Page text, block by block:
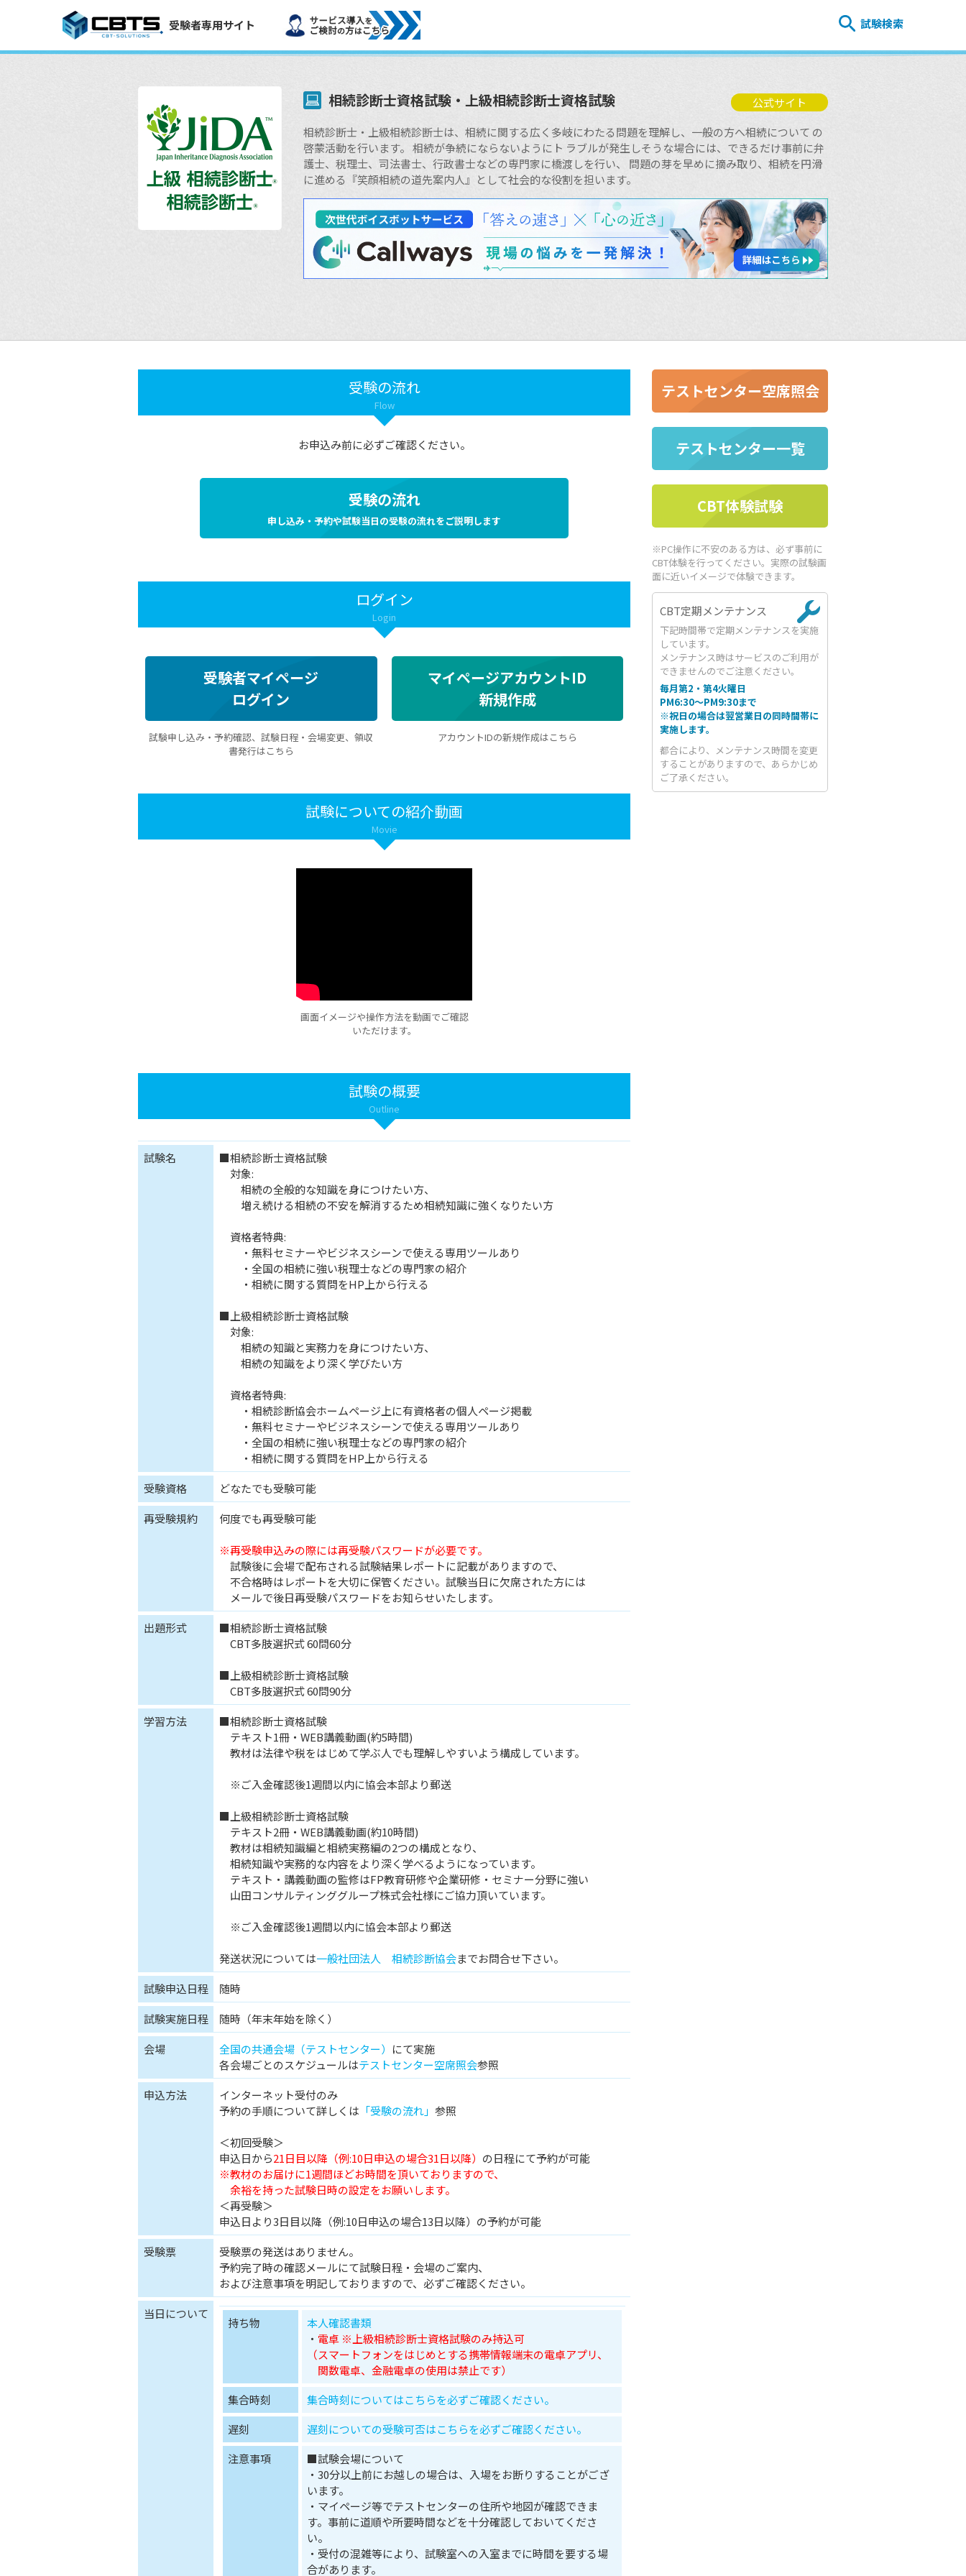
受験者専用サイト 試験検索
公式サイト
相続診断士資格試験・上級相続診断士資格試験
相続診断士・上級相続診断士は、相続に関する広く多岐にわたる問題を理解し、一般の方へ相続について の
啓蒙活動を行います。 相続が争続にならないようにト ラブルが発生しそうな場合には、できるだけ事前に弁
護士、税理士、司法書士、行政書士などの専門家に橋渡しを行い、 問題の芽を早めに摘み取り、相続を円滑
に進める『笑顔相続の道先案内人』として社会的な役割を担います。
受験の流れ
Flow
お申込み前に必ずご確認ください。
受験の流れ
申し込み・予約や試験当日の受験の流れをご説明します
ログイン
Login
受験者マイページ
ログイン
試験申し込み・予約確認、試験日程・会場変更、領収
書発行はこちら
マイページアカウントID
新規作成
アカウントIDの新規作成はこちら
試験についての紹介動画
Movie
画面イメージや操作方法を動画でご確認
いただけます。
試験の概要
Outline
試験名
■相続診断士資格試験
対象:
相続の全般的な知識を身につけたい方、
増え続ける相続の不安を解消するため相続知識に強くなりたい方
資格者特典:
・無料セミナーやビジネスシーンで使える専用ツールあり
・全国の相続に強い税理士などの専門家の紹介
・相続に関する質問をHP上から行える
■上級相続診断士資格試験
対象:
相続の知識と実務力を身につけたい方、
相続の知識をより深く学びたい方
資格者特典:
・相続診断協会ホームページ上に有資格者の個人ページ掲載
・無料セミナーやビジネスシーンで使える専用ツールあり
・全国の相続に強い税理士などの専門家の紹介
・相続に関する質問をHP上から行える
受験資格
どなたでも受験可能
再受験規約
何度でも再受験可能
※再受験申込みの際には再受験パスワードが必要です。
試験後に会場で配布される試験結果レポートに記載がありますので、
不合格時はレポートを大切に保管ください。試験当日に欠席された方には
メールで後日再受験パスワードをお知らせいたします。
出題形式
■相続診断士資格試験
CBT多肢選択式 60問60分
■上級相続診断士資格試験
CBT多肢選択式 60問90分
学習方法
■相続診断士資格試験
テキスト1冊・WEB講義動画(約5時間)
教材は法律や税をはじめて学ぶ人でも理解しやすいよう構成しています。
※ご入金確認後1週間以内に協会本部より郵送
■上級相続診断士資格試験
テキスト2冊・WEB講義動画(約10時間)
教材は相続知識編と相続実務編の2つの構成となり、
相続知識や実務的な内容をより深く学べるようになっています。
テキスト・講義動画の監修はFP教育研修や企業研修・セミナー分野に強い
山田コンサルティンググループ株式会社様にご協力頂いています。
※ご入金確認後1週間以内に協会本部より郵送
発送状況については一般社団法人 相続診断協会までお問合せ下さい。
試験申込日程
随時
試験実施日程
随時（年末年始を除く）
会場
全国の共通会場（テストセンター） にて実施
各会場ごとのスケジュールはテストセンター空席照会参照
申込方法
インターネット受付のみ
予約の手順について詳しくは 「受験の流れ」 参照
＜初回受験＞
申込日から21日目以降（例:10日申込の場合31日以降） の日程にて予約が可能
※教材のお届けに1週間ほどお時間を頂いておりますので、
余裕を持った試験日時の設定をお願いします。
＜再受験＞
申込日より3日目以降（例:10日申込の場合13日以降）の予約が可能
受験票
受験票の発送はありません。
予約完了時の確認メールにて試験日程・会場のご案内、
および注意事項を明記しておりますので、必ずご確認ください。
当日について
持ち物
本人確認書類
・ 電卓 ※上級相続診断士資格試験のみ持込可
（スマートフォンをはじめとする携帯情報端末の電卓アプリ、
関数電卓、金融電卓の使用は禁止です）
集合時刻
集合時刻についてはこちらを必ずご確認ください。
遅刻
遅刻についての受験可否はこちらを必ずご確認ください。
注意事項
■試験会場について
・30分以上前にお越しの場合は、入場をお断りすることがござ
います。
・マイページ等でテストセンターの住所や地図が確認できま
す。事前に道順や所要時間などを十分確認しておいてくださ
い。
・受付の混雑等により、試験室への入室までに時間を要する場
合があります。
テストセンター空席照会
テストセンター一覧
CBT体験試験
※PC操作に不安のある方は、必ず事前に
CBT体験を行ってください。実際の試験画
面に近いイメージで体験できます。
CBT定期メンテナンス
下記時間帯で定期メンテナンスを実施
しています。
メンテナンス時はサービスのご利用が
できませんのでご注意ください。
毎月第2・第4火曜日
PM6:30～PM9:30まで
※祝日の場合は翌営業日の同時間帯に
実施します。
都合により、メンテナンス時間を変更
することがありますので、あらかじめ
ご了承ください。